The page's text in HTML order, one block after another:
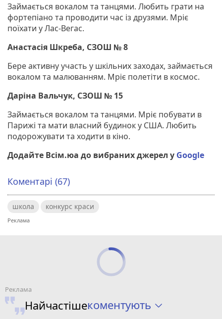
Займається вокалом та танцями. Любить грати на
фортепіано та проводити час із друзями. Мріє
поїхати у Лас-Вегас.
Анастасія Шкреба, СЗОШ № 8
Бере активну участь у шкільних заходах, займається
вокалом та малюванням. Мріє полетіти в космос.
Даріна Вальчук, СЗОШ № 15
Займається вокалом та танцями. Мріє побувати в
Парижі та мати власний будинок у США. Любить
подорожувати та ходити в кіно.
Додайте Всім.юа до вибраних джерел у Google
Коментарі (67)
школа конкурс краси
Найчастішекоментують